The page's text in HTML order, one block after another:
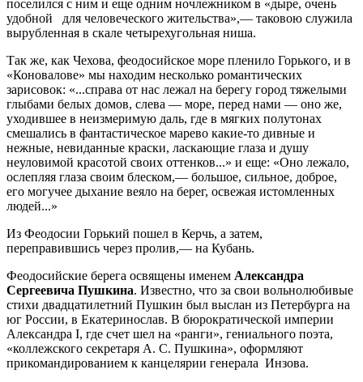
поселился с ним и еще одним ночлежником в «дыре, очень
удобной для человеческого жительства»,— таковою служила
вырубленная в скале четырехугольная ниша.
Так же, как Чехова, феодосийское море пленило Горького, и в
«Коновалове» мы находим несколько романтических
зарисовок: «...справа от нас лежал на берегу город тяжелыми
глыбами белых домов, слева — море, перед нами — оно же,
уходившее в неизмеримую даль, где в мягких полутонах
смешались в фантастическое марево какие-то дивные и
нежные, невиданные краски, ласкающие глаза и душу
неуловимой красотой своих оттенков...» и еще: «Оно лежало,
ослепляя глаза своим блеском,— большое, сильное, доброе,
его могучее дыхание веяло на берег, освежая истомленных
людей...»
Из Феодосии Горький пошел в Керчь, а затем,
переправившись через пролив,— на Кубань.
Феодосийские берега освящены именем Александра
Сергеевича Пушкина. Известно, что за свои вольнолюбивые
стихи двадцатилетний Пушкин был выслан из Петербурга на
юг России, в Екатеринослав. В бюрократической империи
Александра I, где счет шел на «ранги», гениального поэта,
«коллежского секретаря А. С. Пушкина», оформляют
прикомандированием к канцелярии генерала Инзова.